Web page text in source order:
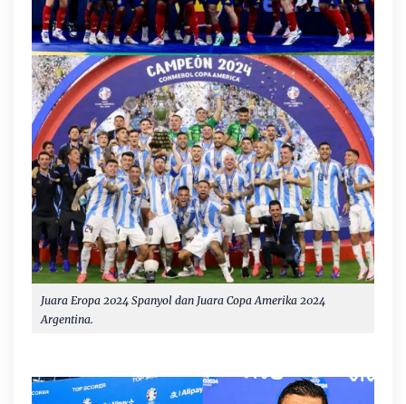
Juara Eropa 2024 Spanyol dan Juara Copa Amerika 2024
Argentina.